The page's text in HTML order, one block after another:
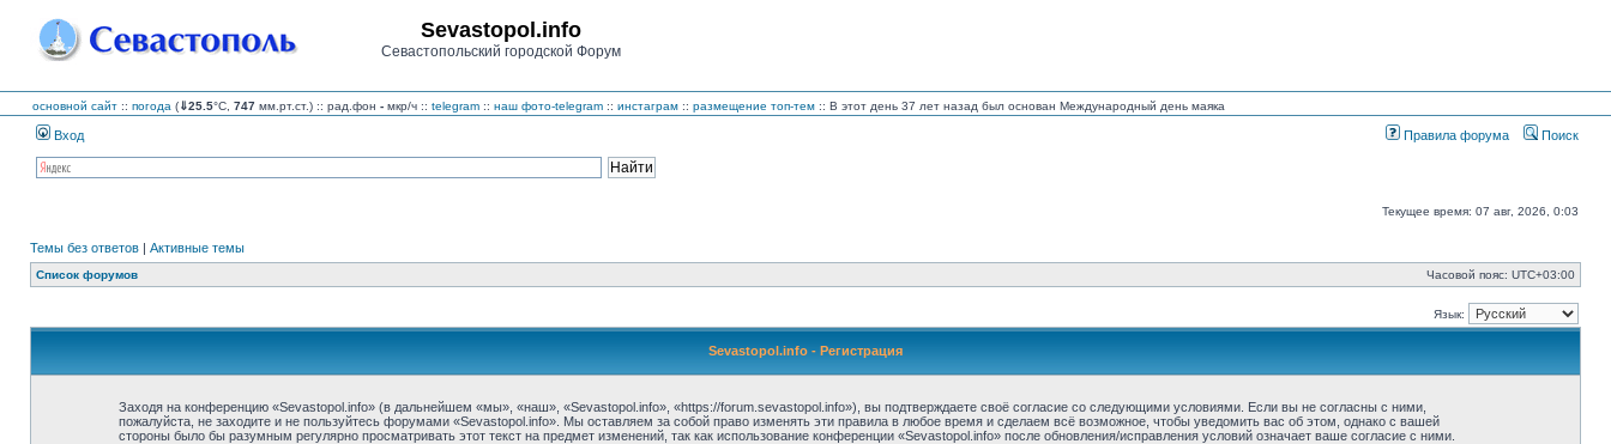
Sevastopol.info
Севастопольский городской Форум
основной сайт :: погода (⇓25.5°C, 747 мм.рт.ст.) :: рад.фон - мкр/ч :: telegram :: наш фото-telegram :: инстаграм :: размещение топ-тем :: В этот день 37 лет назад был основан Международный день маяка
Вход Правила форума Поиск
Текущее время: 07 авг, 2026, 0:03
Темы без ответов | Активные темы
Список форумов Часовой пояс: UTC+03:00
Язык:
Sevastopol.info - Регистрация
Заходя на конференцию «Sevastopol.info» (в дальнейшем «мы», «наш», «Sevastopol.info», «https://forum.sevastopol.info»), вы подтверждаете своё согласие со следующими условиями. Если вы не согласны с ними,
пожалуйста, не заходите и не пользуйтесь форумами «Sevastopol.info». Мы оставляем за собой право изменять эти правила в любое время и сделаем всё возможное, чтобы уведомить вас об этом, однако с вашей
стороны было бы разумным регулярно просматривать этот текст на предмет изменений, так как использование конференции «Sevastopol.info» после обновления/исправления условий означает ваше согласие с ними.